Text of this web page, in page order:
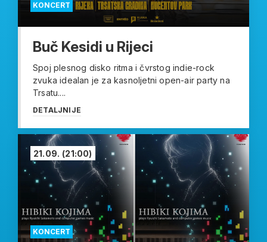
KONCERT
Buč Kesidi u Rijeci
Spoj plesnog disko ritma i čvrstog indie-rock
zvuka idealan je za kasnoljetni open-air party na
Trsatu....
DETALJNIJE
KONCERT
21.09. (21:00)